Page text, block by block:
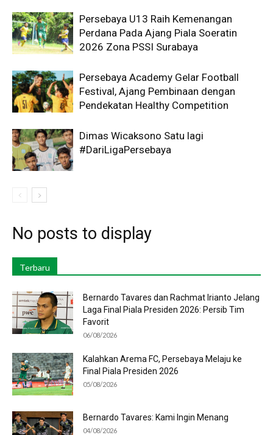
Persebaya U13 Raih Kemenangan
Perdana Pada Ajang Piala Soeratin
2026 Zona PSSI Surabaya
Persebaya Academy Gelar Football
Festival, Ajang Pembinaan dengan
Pendekatan Healthy Competition
Dimas Wicaksono Satu lagi
#DariLigaPersebaya
No posts to display
Terbaru
Bernardo Tavares dan Rachmat Irianto Jelang
Laga Final Piala Presiden 2026: Persib Tim
Favorit
06/08/2026
Kalahkan Arema FC, Persebaya Melaju ke
Final Piala Presiden 2026
05/08/2026
Bernardo Tavares: Kami Ingin Menang
04/08/2026